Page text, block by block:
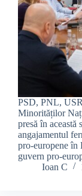
PSD, PNL,
Minorităților
presă în această
angajamentul
pro-europene în
guvern pro-
Ioan C